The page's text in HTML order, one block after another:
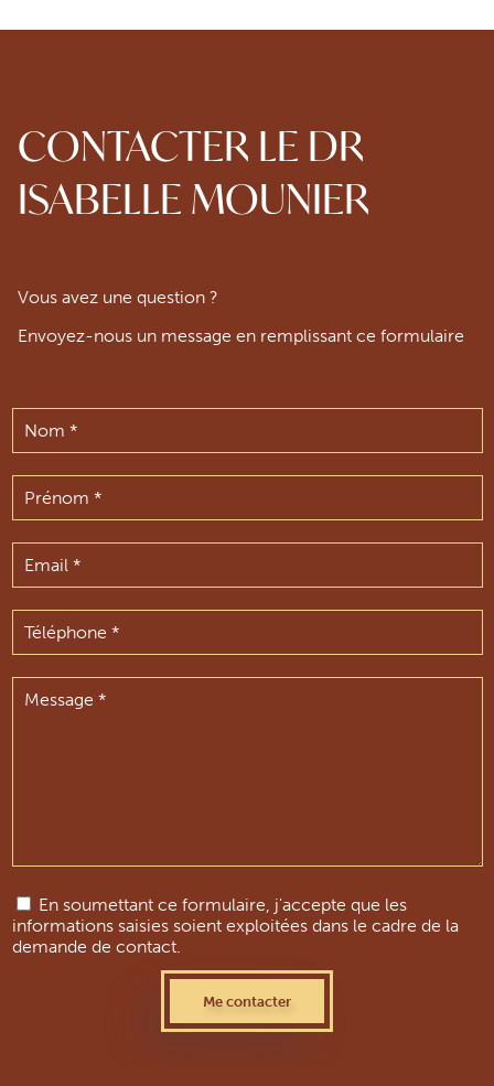
CONTACTER LE DR
ISABELLE MOUNIER
Vous avez une question ?
Envoyez-nous un message en remplissant ce formulaire
En soumettant ce formulaire, j'accepte que les
informations saisies soient exploitées dans le cadre de la
demande de contact.